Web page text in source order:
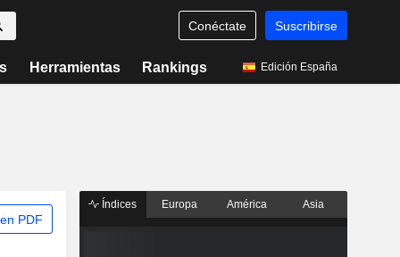
Conéctate Suscribirse
Herramientas Rankings Edición España
PDF
Índices Europa América Asia